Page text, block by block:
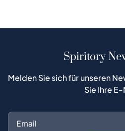
Spiritory
Melden Sie sich für unseren
Sie Ihre